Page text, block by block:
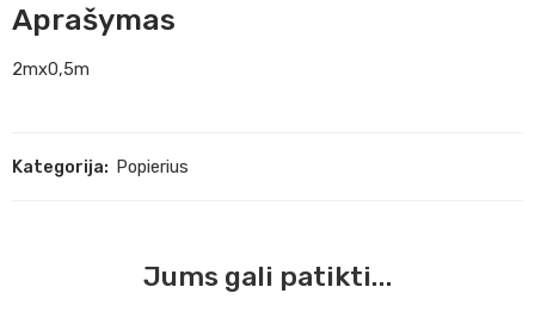
Aprašymas
2mx0,5m
Kategorija: Popierius
Jums gali patikti...